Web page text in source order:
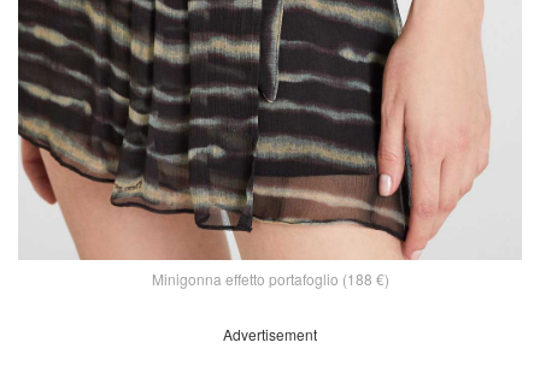
Minigonna effetto portafoglio (188 €)
Advertisement